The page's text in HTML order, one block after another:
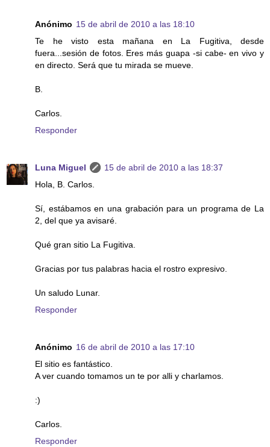
Anónimo 15 de abril de 2010 a las 18:10
Te he visto esta mañana en La Fugitiva, desde
fuera...sesión de fotos. Eres más guapa -si cabe- en vivo y
en directo. Será que tu mirada se mueve.
B.
Carlos.
Responder
Luna Miguel
15 de abril de 2010 a las 18:37
Hola, B. Carlos.
Sí, estábamos en una grabación para un programa de La
2, del que ya avisaré.
Qué gran sitio La Fugitiva.
Gracias por tus palabras hacia el rostro expresivo.
Un saludo Lunar.
Responder
Anónimo 16 de abril de 2010 a las 17:10
El sitio es fantástico.
A ver cuando tomamos un te por alli y charlamos.
:)
Carlos.
Responder